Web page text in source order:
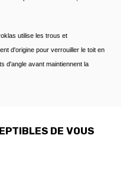
utilise les trous et
d'origine pour verrouiller le toit en
d'angle avant maintiennent la
DE VOUS